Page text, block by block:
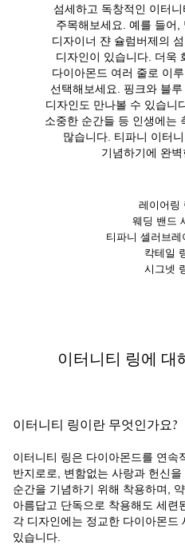
섬세하고 독창적인 이터
주목해보세요. 예를 들어
디자이너 쟌 슐럼버제의
디자인이 있습니다. 더욱
다이아몬드 여러 줄로 이
선택해보세요. 핑크와 블
디자인도 만나볼 수 있습니
소중한 순간들 등 인생에는
많습니다. 티파니 이터
기념하기에 완
레이어링
웨딩 밴드
티파니 셀러브
칵테일
시그넷
이터니티 링에 대
이터니티 링이란 무엇인가요?
이터니티 링은 다이아몬드를 연
반지로로, 변함없는 사랑과 헌신
순간을 기념하기 위해 착용하며,
아름답고 단독으로 착용해도 세련
각 디자인에는 정교한 다이아몬드
있습니다.